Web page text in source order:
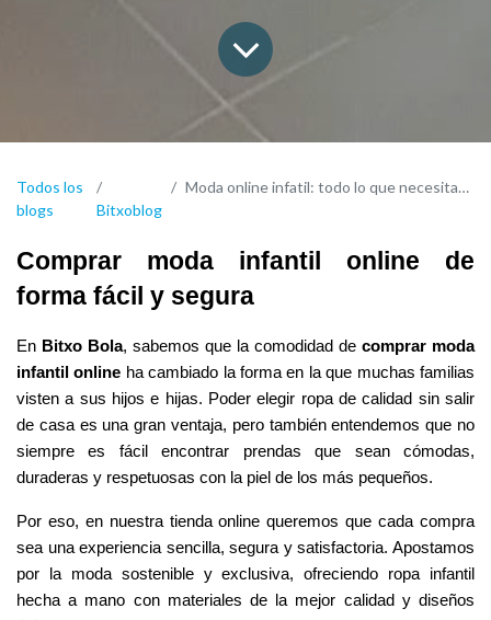
Todos los
blogs
Bitxoblog
Moda online infatil: todo lo que necesitas saber antes de comprar
Comprar moda infantil online de
forma fácil y segura
En Bitxo Bola, sabemos que la comodidad de comprar moda
infantil online ha cambiado la forma en la que muchas familias
visten a sus hijos e hijas. Poder elegir ropa de calidad sin salir
de casa es una gran ventaja, pero también entendemos que no
siempre es fácil encontrar prendas que sean cómodas,
duraderas y respetuosas con la piel de los más pequeños.
Por eso, en nuestra tienda online queremos que cada compra
sea una experiencia sencilla, segura y satisfactoria. Apostamos
por la moda sostenible y exclusiva, ofreciendo ropa infantil
hecha a mano con materiales de la mejor calidad y diseños